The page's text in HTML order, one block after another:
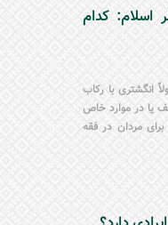
اسلام: کدام
انگشتری با رکاب
یا در موارد خاص
مردان در فقه
نگین، جنس رکاب،
توجه کرد.